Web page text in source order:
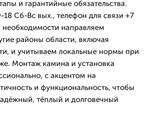
и гарантийные обязательства.
Сб-Вс вых., телефон для связи +7
направляем
районы области, включая
и учитываем локальные нормы при
Монтаж камина и установка
с акцентом на
и функциональность, чтобы
тёплый и долговечный